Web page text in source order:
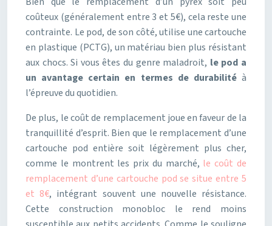
coûteux (généralement entre 3 et 5€), cela reste une
contrainte. Le pod, de son côté, utilise une cartouche
en plastique (PCTG), un matériau bien plus résistant
aux chocs. Si vous êtes du genre maladroit, le pod a
un avantage certain en termes de durabilitéà
l’épreuve du quotidien.
De plus, le coût de remplacement joue en faveur de la
tranquillité d’esprit. Bien que le remplacement d’une
cartouche pod entière soit légèrement plus cher,
comme le montrent les prix du marché, le coût de
remplacement d’une cartouche pod se situe entre 5
et 8€, intégrant souvent une nouvelle résistance.
Cette construction monobloc le rend moins